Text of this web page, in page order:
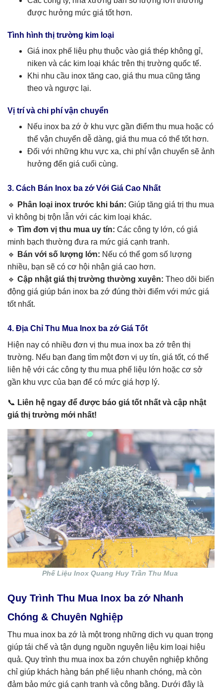
được hưởng mức giá tốt hơn.
Tình hình thị trường kim loại
Giá inox phế liệu phụ thuộc vào giá thép không gỉ,
niken và các kim loại khác trên thị trường quốc tế.
Khi nhu cầu inox tăng cao, giá thu mua cũng tăng
theo và ngược lại.
Vị trí và chi phí vận chuyển
Nếu inox ba zớ ở khu vực gần điểm thu mua hoặc có
thể vận chuyển dễ dàng, giá thu mua có thể tốt hơn.
Đối với những khu vực xa, chi phí vận chuyển sẽ ảnh
hưởng đến giá cuối cùng.
3. Cách Bán Inox ba zớ Với Giá Cao Nhất
🔹
Phân loại inox trước khi bán: Giúp tăng giá trị thu mua
vì không bị trộn lẫn với các kim loại khác.
🔹 Tìm đơn vị thu mua uy tín: Các công ty lớn, có giá
minh bạch thường đưa ra mức giá cạnh tranh.
🔹
Bán với số lượng lớn: Nếu có thể gom số lượng
nhiều, bạn sẽ có cơ hội nhận giá cao hơn.
🔹 Cập nhật giá thị trường thường xuyên: Theo dõi biến
động giá giúp bán inox ba zớ đúng thời điểm với mức giá
tốt nhất.
4. Địa Chỉ Thu Mua Inox ba zớ Giá Tốt
Hiện nay có nhiều đơn vị thu mua inox ba zớ trên thị
trường. Nếu bạn đang tìm một đơn vị uy tín, giá tốt, có thể
liên hệ với các công ty thu mua phế liệu lớn hoặc cơ sở
gần khu vực của bạn để có mức giá hợp lý.
📞 Liên hệ ngay để được báo giá tốt nhất và cập nhật
giá thị trường mới nhất!
Phế Liệu Inox Quang Huy Trần Thu Mua
Quy Trình Thu Mua Inox ba zớ Nhanh
Chóng & Chuyên Nghiệp
Thu mua inox ba zớ là một trong những dịch vụ quan trọng
giúp tái chế và tận dụng nguồn nguyên liệu kim loại hiệu
quả. Quy trình thu mua inox ba zớn chuyên nghiệp không
chỉ giúp khách hàng bán phế liệu nhanh chóng, mà còn
đảm bảo mức giá cạnh tranh và công bằng. Dưới đây là